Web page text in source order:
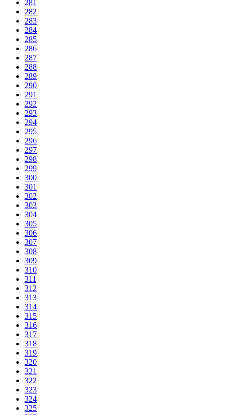
281
282
283
284
285
286
287
288
289
290
291
292
293
294
295
296
297
298
299
300
301
302
303
304
305
306
307
308
309
310
311
312
313
314
315
316
317
318
319
320
321
322
323
324
325